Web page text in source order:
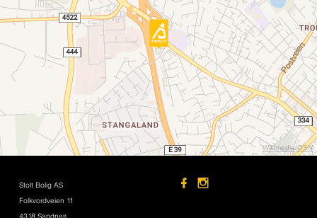
Wikimedia/OSM
Stolt Bolig AS
Folkvordveien 11